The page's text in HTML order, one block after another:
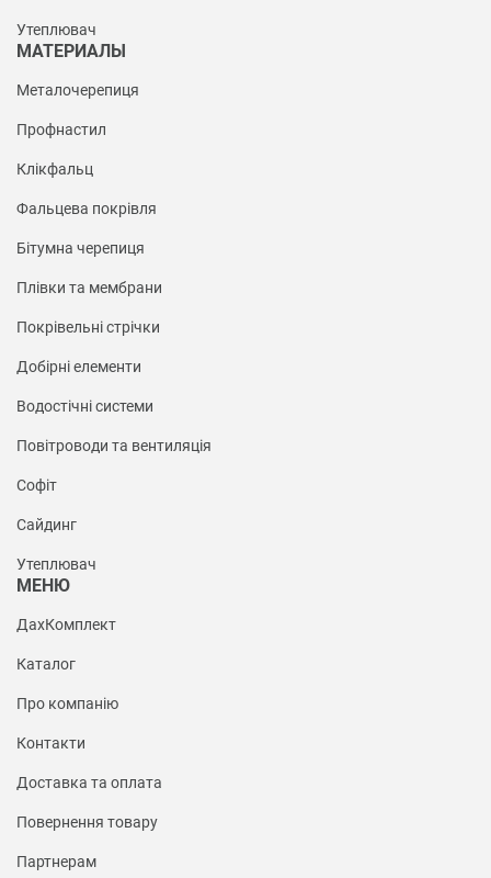
Утеплювач
МАТЕРИАЛЫ
Металочерепиця
Профнастил
Клікфальц
Фальцева покрівля
Бітумна черепиця
Плівки та мембрани
Покрівельні стрічки
Добірні елементи
Водостічні системи
Повітроводи та вентиляція
Софіт
Сайдинг
Утеплювач
МЕНЮ
ДахКомплект
Каталог
Про компанію
Контакти
Доставка та оплата
Повернення товару
Партнерам